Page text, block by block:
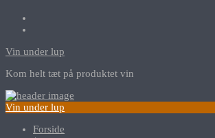
Vin under lup
Kom helt tæt på produktet vin
Vin under lup
Forside